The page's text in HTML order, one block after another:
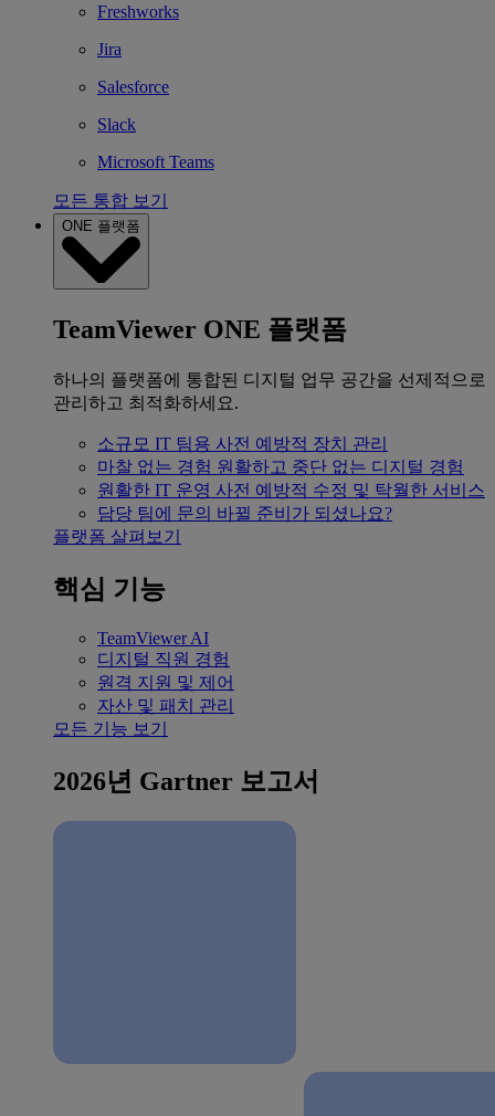
Freshworks
Jira
Salesforce
Slack
Microsoft Teams
모든 통합 보기
ONE 플랫폼
TeamViewer ONE 플랫폼
하나의 플랫폼에 통합된 디지털 업무 공간을 선제적으로
관리하고 최적화하세요.
소규모 IT 팀용 사전 예방적 장치 관리
마찰 없는 경험 원활하고 중단 없는 디지털 경험
원활한 IT 운영 사전 예방적 수정 및 탁월한 서비스
담당 팀에 문의 바뀔 준비가 되셨나요?
플랫폼 살펴보기
핵심 기능
TeamViewer AI
디지털 직원 경험
원격 지원 및 제어
자산 및 패치 관리
모든 기능 보기
2026년 Gartner 보고서